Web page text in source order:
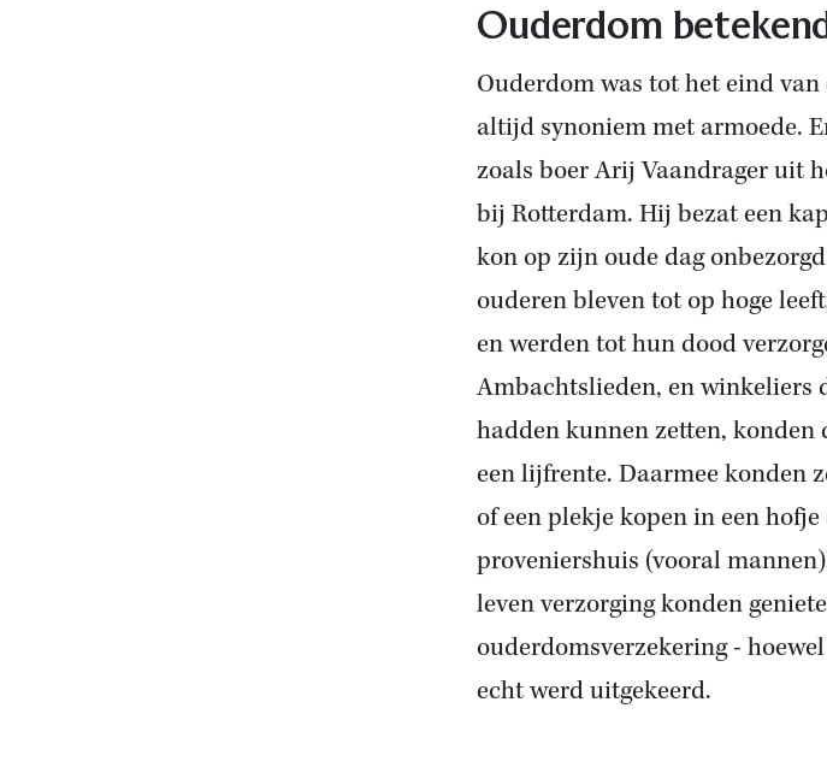
Ouderdom
Ouderdom was tot het eind
altijd synoniem met armoede.
zoals boer Arij Vaandrager uit
bij Rotterdam. Hij bezat een
kon op zijn oude dag
ouderen bleven tot op hoge
en werden tot hun dood
Ambachtslieden, en winkeliers
hadden kunnen zetten,
een lijfrente. Daarmee konden
of een plekje kopen in een
proveniershuis (vooral
leven verzorging konden
ouderdomsverzekering -
echt werd uitgekeerd.